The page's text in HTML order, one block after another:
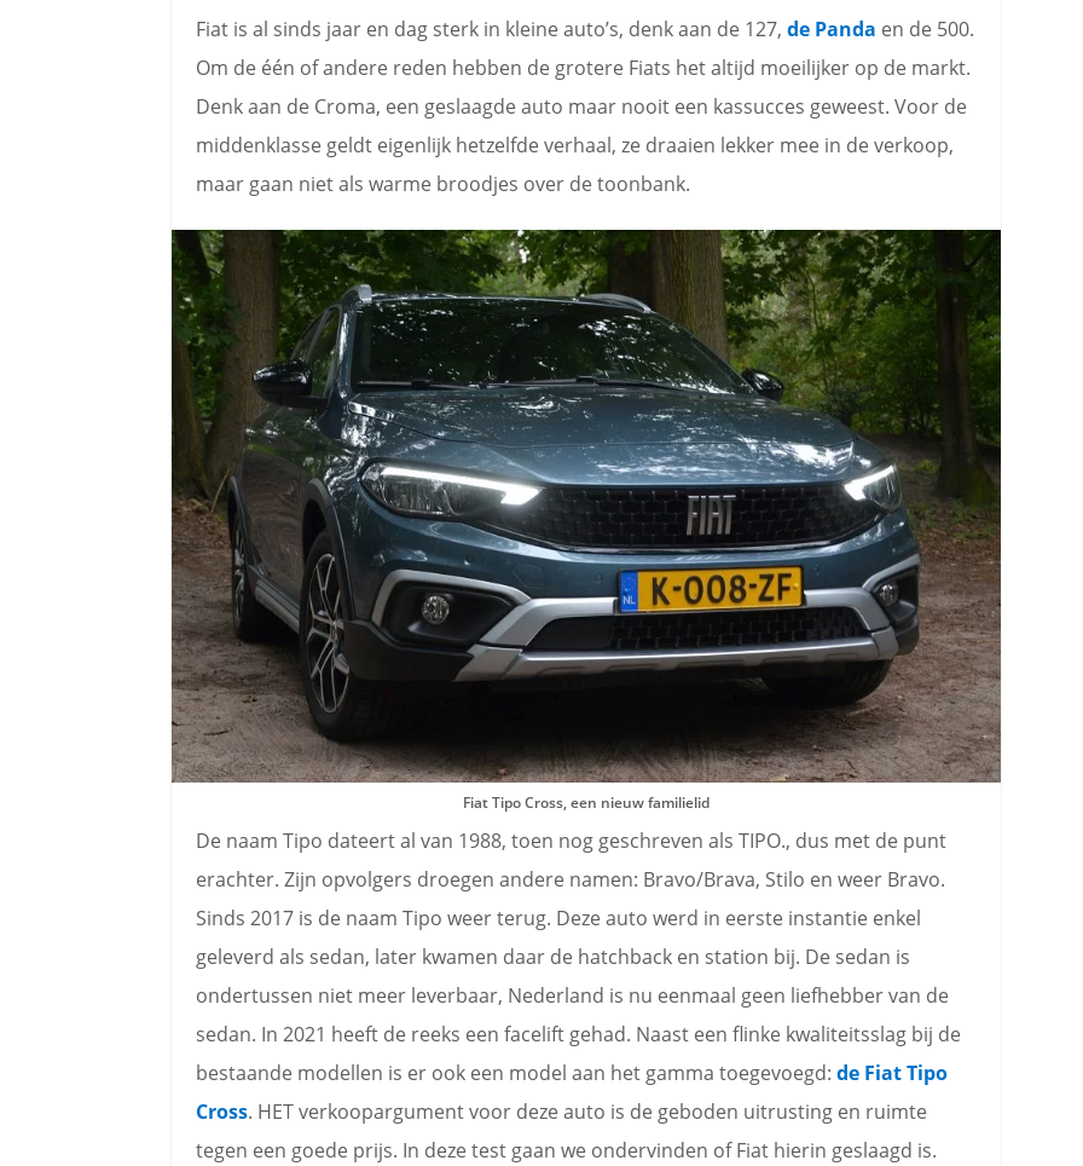
Fiat is al sinds jaar en dag sterk in kleine auto’s, denk aan de 127, de Panda en de 500.
Om de één of andere reden hebben de grotere Fiats het altijd moeilijker op de markt.
Denk aan de Croma, een geslaagde auto maar nooit een kassucces geweest. Voor de
middenklasse geldt eigenlijk hetzelfde verhaal, ze draaien lekker mee in de verkoop,
maar gaan niet als warme broodjes over de toonbank.
Fiat Tipo Cross, een nieuw familielid
De naam Tipo dateert al van 1988, toen nog geschreven als TIPO., dus met de punt
erachter. Zijn opvolgers droegen andere namen: Bravo/Brava, Stilo en weer Bravo.
Sinds 2017 is de naam Tipo weer terug. Deze auto werd in eerste instantie enkel
geleverd als sedan, later kwamen daar de hatchback en station bij. De sedan is
ondertussen niet meer leverbaar, Nederland is nu eenmaal geen liefhebber van de
sedan. In 2021 heeft de reeks een facelift gehad. Naast een flinke kwaliteitsslag bij de
bestaande modellen is er ook een model aan het gamma toegevoegd: de Fiat Tipo
Cross. HET verkoopargument voor deze auto is de geboden uitrusting en ruimte
tegen een goede prijs. In deze test gaan we ondervinden of Fiat hierin geslaagd is.